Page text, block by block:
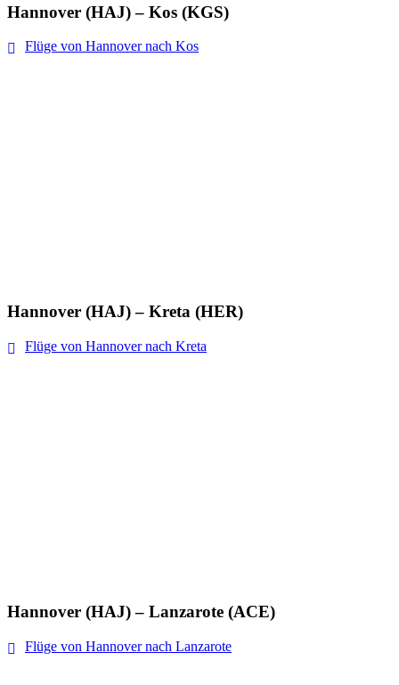
Hannover (HAJ) – Kos (KGS)
Flüge von Hannover nach Kos
Hannover (HAJ) – Kreta (HER)
Flüge von Hannover nach Kreta
Hannover (HAJ) – Lanzarote (ACE)
Flüge von Hannover nach Lanzarote